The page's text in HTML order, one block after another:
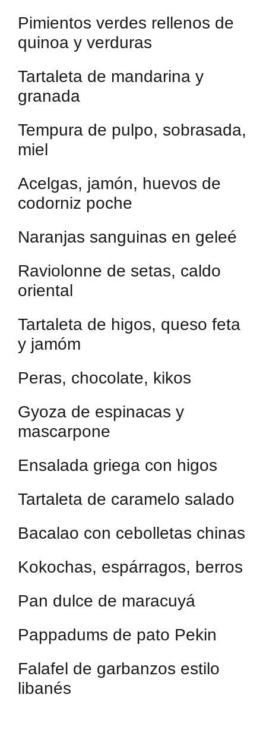
Pimientos verdes rellenos de
quinoa y verduras
Tartaleta de mandarina y
granada
Tempura de pulpo, sobrasada,
miel
Acelgas, jamón, huevos de
codorniz poche
Naranjas sanguinas en geleé
Raviolonne de setas, caldo
oriental
Tartaleta de higos, queso feta
y jamóm
Peras, chocolate, kikos
Gyoza de espinacas y
mascarpone
Ensalada griega con higos
Tartaleta de caramelo salado
Bacalao con cebolletas chinas
Kokochas, espárragos, berros
Pan dulce de maracuyá
Pappadums de pato Pekin
Falafel de garbanzos estilo
libanés